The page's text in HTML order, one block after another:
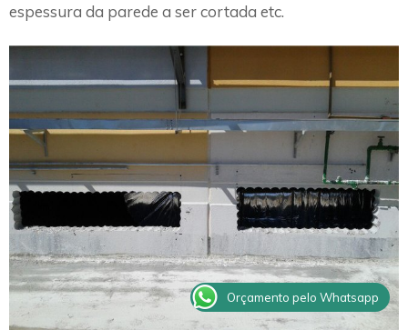
espessura da parede a ser cortada etc.
Orçamento pelo Whatsapp